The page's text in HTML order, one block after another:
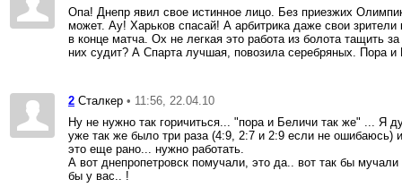
Опа! Днепр явил свое истинное лицо. Без приезжих
может. Ау! Харьков спасай! А арбитрика даже свои
в конце матча. Ох не легкая это работа из болота тащить
них судит? А Спарта лучшая, повозила серебряных. Пора и
2 Сталкер • 11:56, 22.04.10
Ну не нужно так горичиться... "пора и Беличи так же" ... Я
уже так же было три раза (4:9, 2:7 и 2:9 если не
это еще рано... нужно работать.
А вот днепропетровск помучали, это да.. вот так бы
бы у вас.. !